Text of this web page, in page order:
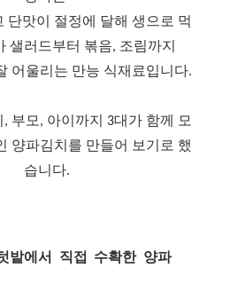
단맛이 절정에 달해 생으로 먹
샐러드부터 볶음, 조림까지
어울리는 만능 식재료입니다.
부모, 아이까지 3대가 함께 모
양파김치를 만들어 보기로 했
습니다.
밭에서 직접 수확한 양파